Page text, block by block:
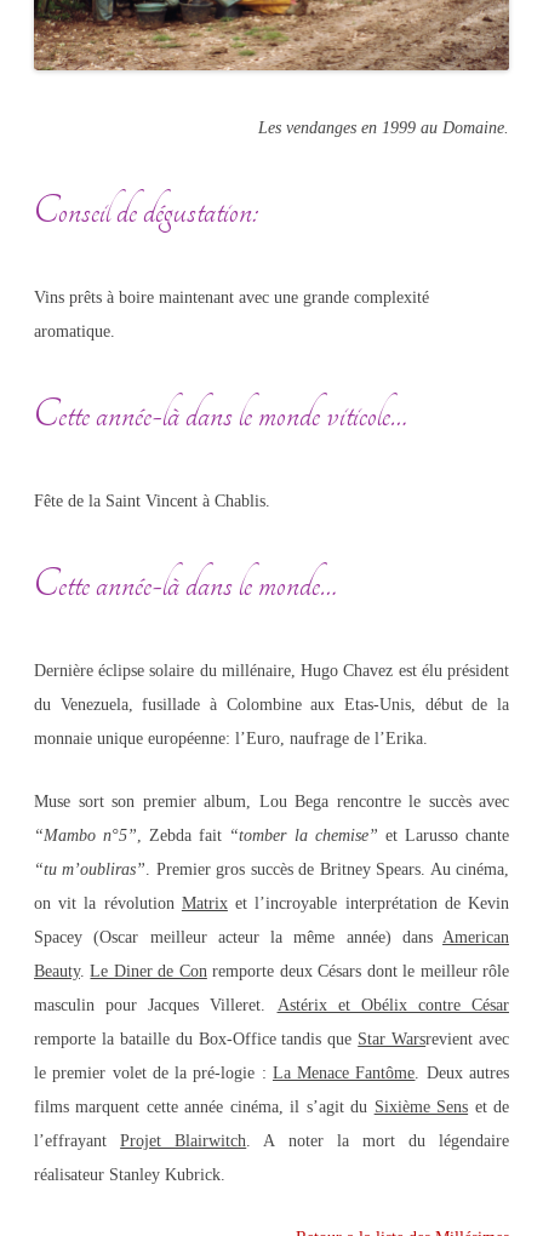
Les vendanges en 1999 au Domaine.
Conseil de dégustation:
Vins prêts à boire maintenant avec une grande complexité
aromatique.
Cette année-là dans le monde viticole…
Fête de la Saint Vincent à Chablis.
Cette année-là dans le monde…
Dernière éclipse solaire du millénaire, Hugo Chavez est élu président
du Venezuela, fusillade à Colombine aux Etas-Unis, début de la
monnaie unique européenne: l’Euro, naufrage de l’Erika.
Muse sort son premier album, Lou Bega rencontre le succès avec
“Mambo n°5” , Zebda fait “tomber la chemise” et Larusso chante
“tu m’oubliras” . Premier gros succès de Britney Spears. Au cinéma,
on vit la révolution Matrixet l’incroyable interprétation de Kevin
Spacey (Oscar meilleur acteur la même année) dans American
Beauty.Le Diner de Con remporte deux Césars dont le meilleur rôle
masculin pour Jacques Villeret. Astérix et Obélix contre César
remporte la bataille du Box-Office tandis que Star Warsrevient avec
le premier volet de la pré-logie : La Menace Fantôme . Deux autres
films marquent cette année cinéma, il s’agit du Sixième Sens et de
l’effrayantProjet Blairwitch . A noter la mort du légendaire
réalisateur Stanley Kubrick.